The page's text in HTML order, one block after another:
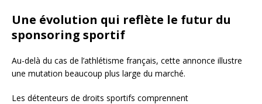
Une évolution qui reflète le futur du
sponsoring sportif
Au-delà du cas de l’athlétisme français, cette annonce illustre
une mutation beaucoup plus large du marché.
Les détenteurs de droits sportifs comprennent